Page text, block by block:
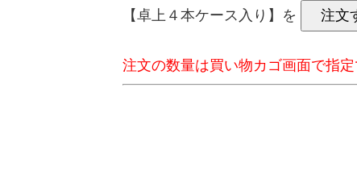
【卓上４本ケース入り】を
注文の数量は買い物カゴ画面で指定